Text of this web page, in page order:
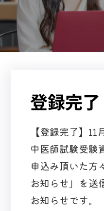
登録完了
【登録完了】
中医師試験受験
申込み頂いた方
お知らせ」を送
お知らせです。